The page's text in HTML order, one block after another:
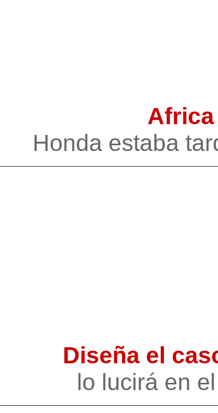
Africa
Honda estaba
Diseña el
lo lucirá en